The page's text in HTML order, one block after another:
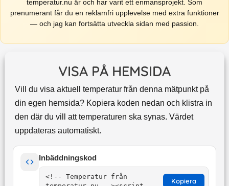
temperatur.nu är och har varit ett enmansprojekt. Som
prenumerant får du en reklamfri upplevelse med extra funktioner
— och jag kan fortsätta utveckla sidan med passion.
VISA PÅ HEMSIDA
Vill du visa aktuell temperatur från denna mätpunkt på
din egen hemsida? Kopiera koden nedan och klistra in
den där du vill att temperaturen ska synas. Värdet
uppdateras automatiskt.
Inbäddningskod
Kopiera